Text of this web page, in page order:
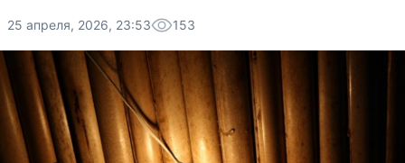
25 апреля, 2026, 23:53 153